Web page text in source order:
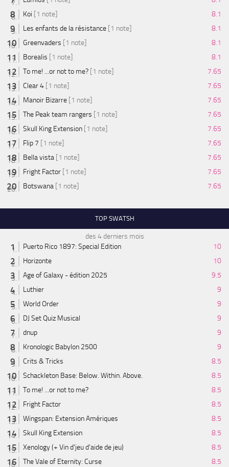
Koi [1 note]
8.1
Les enfants de la résistance [1 note]
8.1
Greenvaders [1 note]
8.1
Borealis [1 note]
8.1
To me! ...or not to me? [1 note]
7.65
Clear 4 [1 note]
7.65
Manoir Bizarre [1 note]
7.65
The Peak team rangers [1 note]
7.65
Skull King Extension [1 note]
7.65
Flip 7 [1 note]
7.65
Bella vista [1 note]
7.65
Fright Factor [1 note]
7.65
Botswana [1 note] 7.65
TOP SWATSH
des 4 derniers mois
Puerto Rico 1897: Special Edition
10
Horizonte
10
Age of Galaxy - édition 2025
9.5
Luthier
9
World Order
9
DJ Set Quiz Musical
9
dnup
9
Kronologic Babylon 2500
9
Crits & Tricks
8.5
Schackleton Base: Below. Within. Above.
8.5
To me! ...or not to me?
8.5
Fright Factor
8.5
Wingspan: Extension Amériques
8.5
Skull King Extension
8.5
Xenology (+ Vin d'jeu d'aide de jeu)
8.5
The Vale of Eternity: Curse
8.5